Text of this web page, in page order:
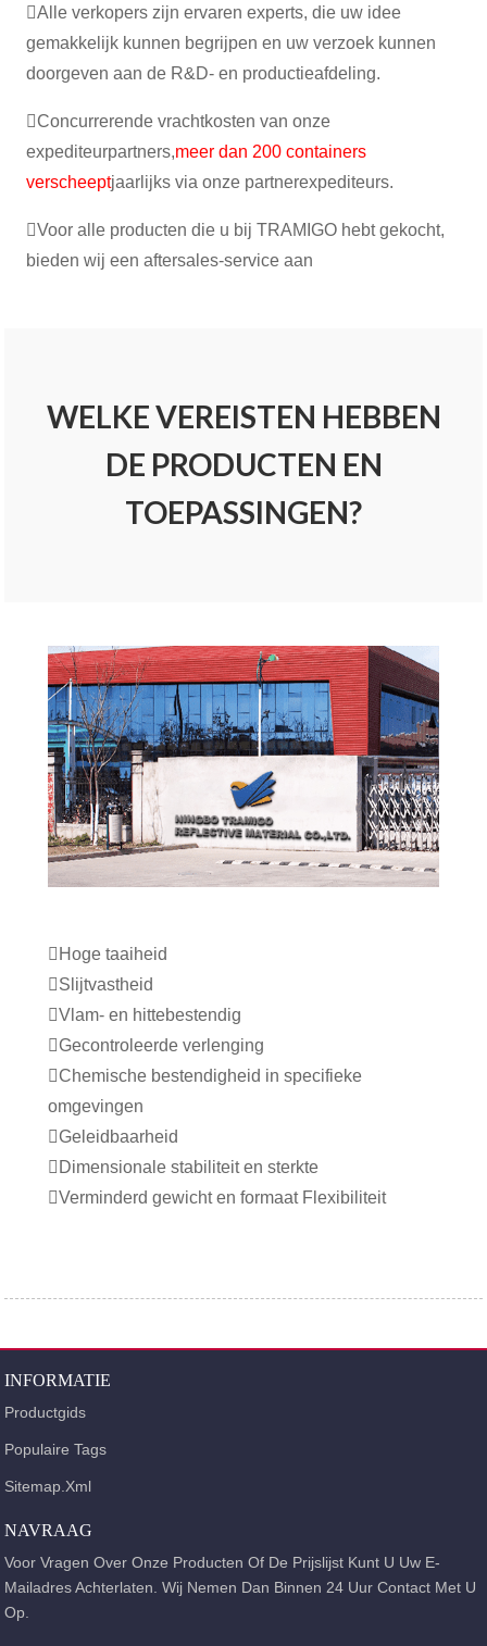
Alle verkopers zijn ervaren experts, die uw idee
gemakkelijk kunnen begrijpen en uw verzoek kunnen
doorgeven aan de R&D- en productieafdeling.
Concurrerende vrachtkosten van onze
expediteurpartners,meer dan 200 containers
verscheeptjaarlijks via onze partnerexpediteurs.
Voor alle producten die u bij TRAMIGO hebt gekocht,
bieden wij een aftersales-service aan
WELKE VEREISTEN HEBBEN
DE PRODUCTEN EN
TOEPASSINGEN?
Hoge taaiheid
Slijtvastheid
Vlam- en hittebestendig
Gecontroleerde verlenging
Chemische bestendigheid in specifieke
omgevingen
Geleidbaarheid
Dimensionale stabiliteit en sterkte
Verminderd gewicht en formaat Flexibiliteit
INFORMATIE
Productgids
Populaire Tags
Sitemap.xml
NAVRAAG
Voor Vragen Over Onze Producten Of De Prijslijst Kunt U Uw E-
Mailadres Achterlaten. Wij Nemen Dan Binnen 24 Uur Contact Met U
Op.